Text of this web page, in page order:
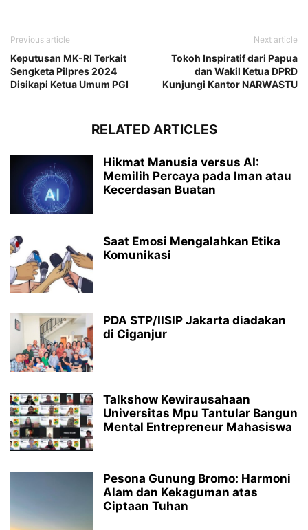
Previous article
Keputusan MK-RI Terkait
Sengketa Pilpres 2024
Disikapi Ketua Umum PGI
Next article
Tokoh Inspiratif dari Papua
dan Wakil Ketua DPRD
Kunjungi Kantor NARWASTU
RELATED ARTICLES
Hikmat Manusia versus AI:
Memilih Percaya pada Iman atau
Kecerdasan Buatan
Saat Emosi Mengalahkan Etika
Komunikasi
PDA STP/IISIP Jakarta diadakan
di Ciganjur
Talkshow Kewirausahaan
Universitas Mpu Tantular Bangun
Mental Entrepreneur Mahasiswa
Pesona Gunung Bromo: Harmoni
Alam dan Kekaguman atas
Ciptaan Tuhan